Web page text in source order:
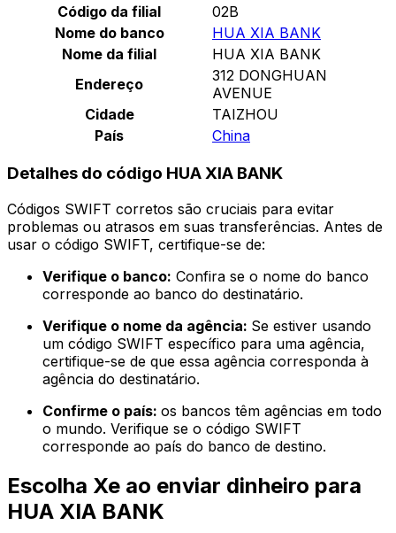
Código da filial
02B
Nome do banco
HUA XIA BANK
Nome da filial
HUA XIA BANK
Endereço
312 DONGHUAN
AVENUE
Cidade
TAIZHOU
País
China
Detalhes do código HUA XIA BANK
Códigos SWIFT corretos são cruciais para evitar
problemas ou atrasos em suas transferências. Antes de
usar o código SWIFT, certifique-se de:
Verifique o banco: Confira se o nome do banco
corresponde ao banco do destinatário.
Verifique o nome da agência: Se estiver usando
um código SWIFT específico para uma agência,
certifique-se de que essa agência corresponda à
agência do destinatário.
Confirme o país: os bancos têm agências em todo
o mundo. Verifique se o código SWIFT
corresponde ao país do banco de destino.
Escolha Xe ao enviar dinheiro para
HUA XIA BANK